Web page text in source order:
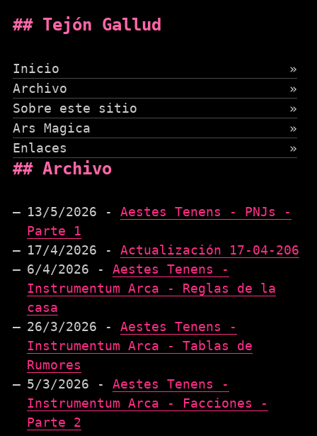
Tejón Gallud
Inicio
»
Archivo
»
Sobre este sitio
»
Ars Magica
»
Enlaces
»
Archivo
13/5/2026 - Aestes Tenens - PNJs -
Parte 1
17/4/2026 - Actualización 17-04-206
6/4/2026 - Aestes Tenens -
Instrumentum Arca - Reglas de la
casa
26/3/2026 - Aestes Tenens -
Instrumentum Arca - Tablas de
Rumores
5/3/2026 - Aestes Tenens -
Instrumentum Arca - Facciones -
Parte 2